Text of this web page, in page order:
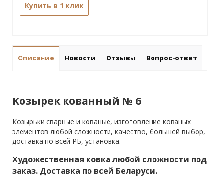
Купить в 1 клик
Описание Новости Отзывы Вопрос-ответ
Козырек кованный № 6
Козырьки сварные и кованые, изготовление кованых
элементов любой сложности, качество, большой выбор,
доставка по всей РБ, установка.
Художественная ковка любой сложности под
заказ. Доставка по всей Беларуси.